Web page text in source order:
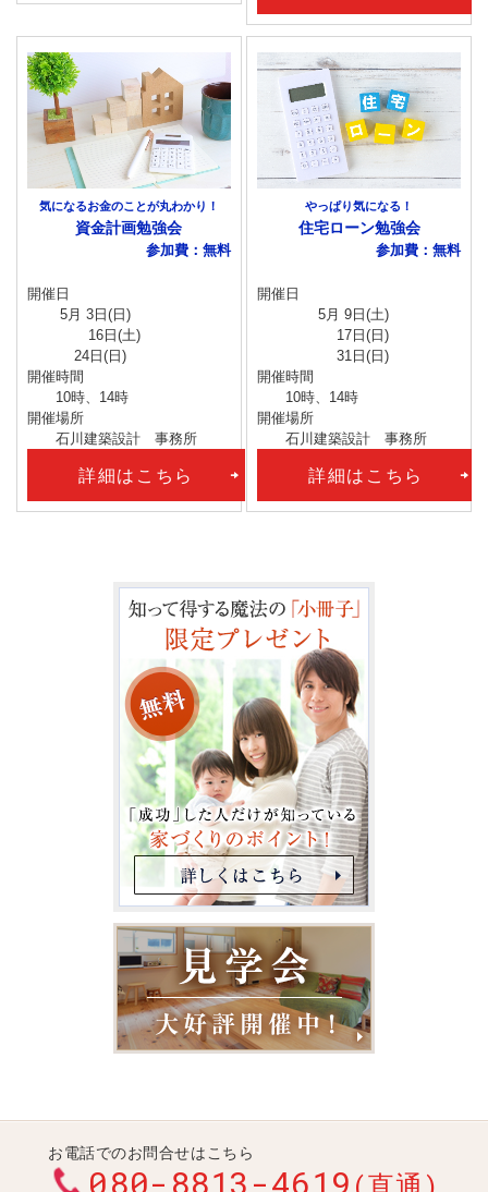
気になるお金のことが丸わかり！
資金計画勉強会
参加費：無料
開催日
5月 3日(日)
16日(土)
24日(日)
開催時間
10時、14時
開催場所
石川建築設計 事務所
詳細はこちら
やっぱり気になる！
住宅ローン勉強会
参加費：無料
開催日
5月 9日(土)
17日(日)
31日(日)
開催時間
10時、14時
開催場所
石川建築設計 事務所
詳細はこちら
お電話でのお問合せはこちら
080-8813-4619